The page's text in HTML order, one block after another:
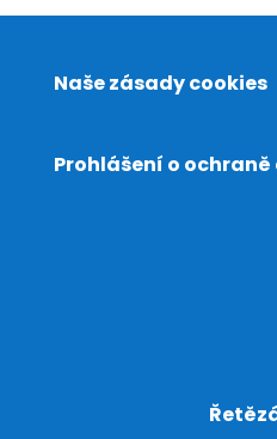
Naše zásady cookies
Prohlášení o